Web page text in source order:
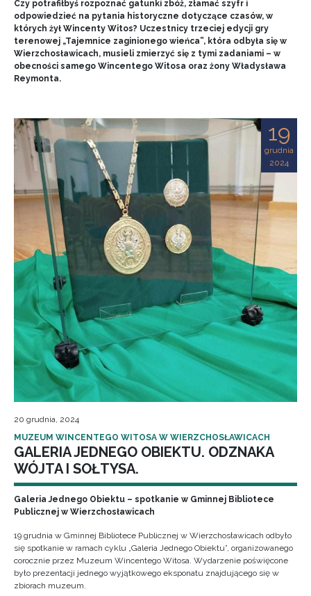
Czy potrafiłbyś rozpoznać gatunki zbóż, złamać szyfr i
odpowiedzieć na pytania historyczne dotyczące czasów, w
których żył Wincenty Witos? Uczestnicy trzeciej edycji gry
terenowej „Tajemnice zaginionego wieńca”, która odbyła się w
Wierzchosławicach, musieli zmierzyć się z tymi zadaniami – w
obecności samego Wincentego Witosa oraz żony Władysława
Reymonta.
19
grudnia
2024
20 grudnia, 2024
MUZEUM WINCENTEGO WITOSA W WIERZCHOSŁAWICACH
GALERIA JEDNEGO OBIEKTU. ODZNAKA
WÓJTA I SOŁTYSA.
Galeria Jednego Obiektu – spotkanie w Gminnej Bibliotece
Publicznej w Wierzchosławicach
19 grudnia w Gminnej Bibliotece Publicznej w Wierzchosławicach odbyło
się spotkanie w ramach cyklu „Galeria Jednego Obiektu”, organizowanego
corocznie przez Muzeum Wincentego Witosa. Wydarzenie poświęcone
było prezentacji jednego wyjątkowego eksponatu znajdującego się w
zbiorach muzeum.